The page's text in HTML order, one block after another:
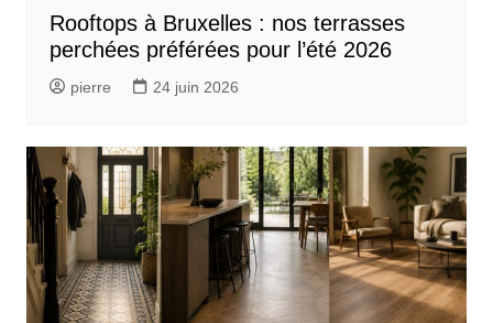
i
c
l
e
Rooftops à Bruxelles : nos terrasses
perchées préférées pour l’été 2026
pierre 24 juin 2026